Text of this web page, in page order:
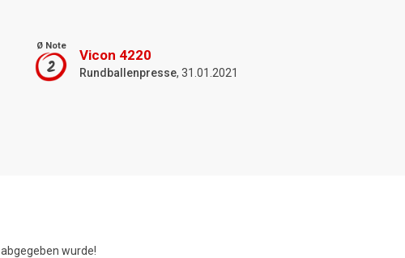
Ø Note
2
Vicon 4220
Rundballenpresse, 31.01.2021
abgegeben wurde!